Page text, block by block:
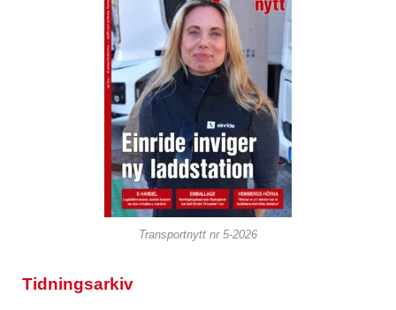
Transportnytt nr 5-2026
Tidningsarkiv